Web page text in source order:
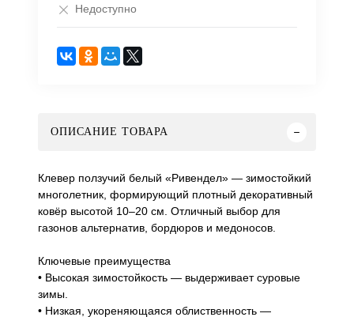
Недоступно
ОПИСАНИЕ ТОВАРА
Клевер ползучий белый «Ривендел» — зимостойкий
многолетник, формирующий плотный декоративный
ковёр высотой 10–20 см. Отличный выбор для
газонов альтернатив, бордюров и медоносов.
Ключевые преимущества
• Высокая зимостойкость — выдерживает суровые
зимы.
• Низкая, укореняющаяся облиственность —